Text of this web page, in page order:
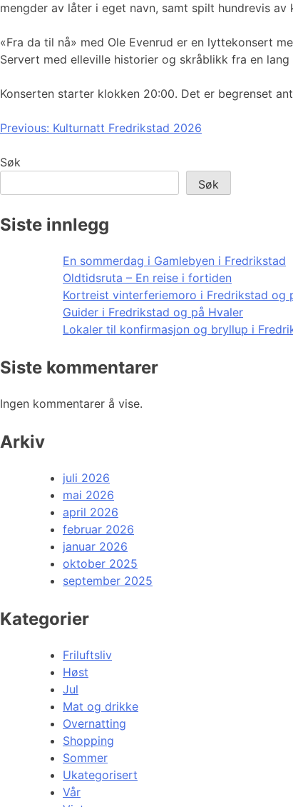
mengder av låter i eget navn, samt spilt hundrevis
«Fra da til nå» med Ole Evenrud er en lyttekonsert
Servert med elleville historier og skråblikk fra en
Konserten starter klokken 20:00. Det er begrenset
Innleggsnavigasjon
Previous: Kulturnatt Fredrikstad 2026
Søk
Søk
Siste innlegg
En sommerdag i Gamlebyen i Fredrikstad
Oldtidsruta – En reise i fortiden
Kortreist vinterferiemoro i Fredrikstad og
Guider i Fredrikstad og på Hvaler
Lokaler til konfirmasjon og bryllup i
Siste kommentarer
Ingen kommentarer å vise.
Arkiv
juli 2026
mai 2026
april 2026
februar 2026
januar 2026
oktober 2025
september 2025
Kategorier
Friluftsliv
Høst
Jul
Mat og drikke
Overnatting
Shopping
Sommer
Ukategorisert
Vår